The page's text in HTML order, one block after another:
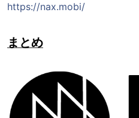
https://nax.mobi/
まとめ